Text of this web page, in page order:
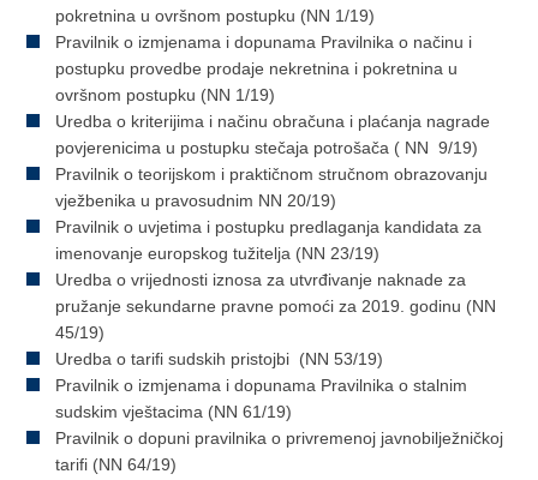
pokretnina u ovršnom postupku (NN 1/19)
Pravilnik o izmjenama i dopunama Pravilnika o načinu i
postupku provedbe prodaje nekretnina i pokretnina u
ovršnom postupku (NN 1/19)
Uredba o kriterijima i načinu obračuna i plaćanja nagrade
povjerenicima u postupku stečaja potrošača ( NN 9/19)
Pravilnik o teorijskom i praktičnom stručnom obrazovanju
vježbenika u pravosudnim NN 20/19)
Pravilnik o uvjetima i postupku predlaganja kandidata za
imenovanje europskog tužitelja (NN 23/19)
Uredba o vrijednosti iznosa za utvrđivanje naknade za
pružanje sekundarne pravne pomoći za 2019. godinu (NN
45/19)
Uredba o tarifi sudskih pristojbi (NN 53/19)
Pravilnik o izmjenama i dopunama Pravilnika o stalnim
sudskim vještacima (NN 61/19)
Pravilnik o dopuni pravilnika o privremenoj javnobilježničkoj
tarifi (NN 64/19)